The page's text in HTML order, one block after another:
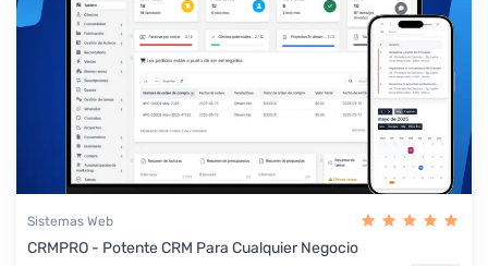
Sistemas Web
CRMPRO - Potente CRM Para Cualquier Negocio